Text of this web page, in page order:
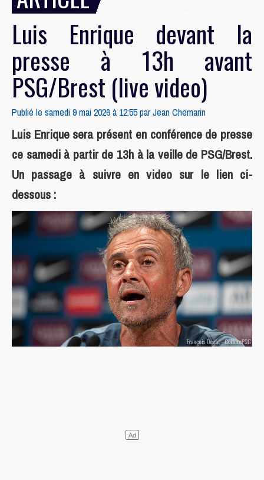
Luis Enrique devant la
presse à 13h avant
PSG/Brest (live video)
Publié le samedi 9 mai 2026 à 12:55 parJean Chemarin
Luis Enrique sera présent en conférence de presse
ce samedi à partir de 13h à la veille de PSG/Brest.
Un passage à suivre en video sur le lien ci-
dessous :